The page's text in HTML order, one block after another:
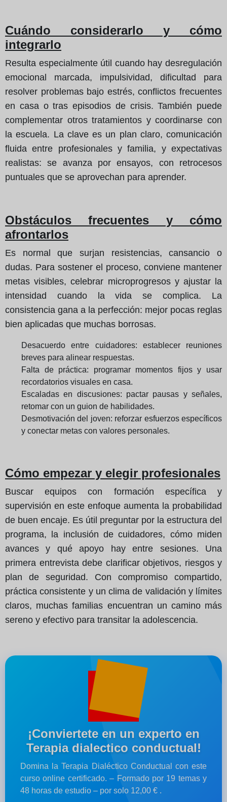
Cuándo considerarlo y cómo
integrarlo
Resulta especialmente útil cuando hay desregulación
emocional marcada, impulsividad, dificultad para
resolver problemas bajo estrés, conflictos frecuentes
en casa o tras episodios de crisis. También puede
complementar otros tratamientos y coordinarse con
la escuela. La clave es un plan claro, comunicación
fluida entre profesionales y familia, y expectativas
realistas: se avanza por ensayos, con retrocesos
puntuales que se aprovechan para aprender.
Obstáculos frecuentes y cómo
afrontarlos
Es normal que surjan resistencias, cansancio o
dudas. Para sostener el proceso, conviene mantener
metas visibles, celebrar microprogresos y ajustar la
intensidad cuando la vida se complica. La
consistencia gana a la perfección: mejor pocas reglas
bien aplicadas que muchas borrosas.
Desacuerdo entre cuidadores: establecer reuniones
breves para alinear respuestas.
Falta de práctica: programar momentos fijos y usar
recordatorios visuales en casa.
Escaladas en discusiones: pactar pausas y señales,
retomar con un guion de habilidades.
Desmotivación del joven: reforzar esfuerzos específicos
y conectar metas con valores personales.
Cómo empezar y elegir profesionales
Buscar equipos con formación específica y
supervisión en este enfoque aumenta la probabilidad
de buen encaje. Es útil preguntar por la estructura del
programa, la inclusión de cuidadores, cómo miden
avances y qué apoyo hay entre sesiones. Una
primera entrevista debe clarificar objetivos, riesgos y
plan de seguridad. Con compromiso compartido,
práctica consistente y un clima de validación y límites
claros, muchas familias encuentran un camino más
sereno y efectivo para transitar la adolescencia.
¡Conviertete en un experto en
Terapia dialectico conductual!
Domina la Terapia Dialéctico Conductual con este
curso online certificado. – Formado por 19 temas y
48 horas de estudio – por solo 12,00 € .